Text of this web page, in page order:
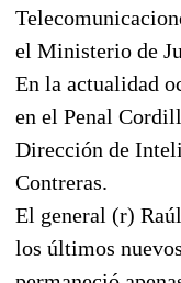
el Ministerio de
En la actualidad
en el Penal
Dirección de
Contreras.
El general (r)
los últimos